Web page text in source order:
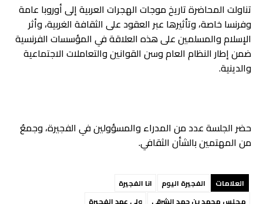
تناولت المحاضرة تاريخ موجات الهجرات العربية إلى أوروبا عامة
وفرنسا خاصة، وتأثيرها عبر العقود على الثقافة الغربية، وأثر
الإسلام والمسلمين على هذه العلاقة في المؤسسات الفرنسية
ضمن إطار النظام العام وسن القوانين والتعاملات الاجتماعية
والدينية.
حضر الجلسة عدد من المدراء والمسؤولين في الفجيرة، وجمعٌ
من المهتمين بالشأن الثقافي.
العلامات الفجيرة اليوم
انا الفجيرة